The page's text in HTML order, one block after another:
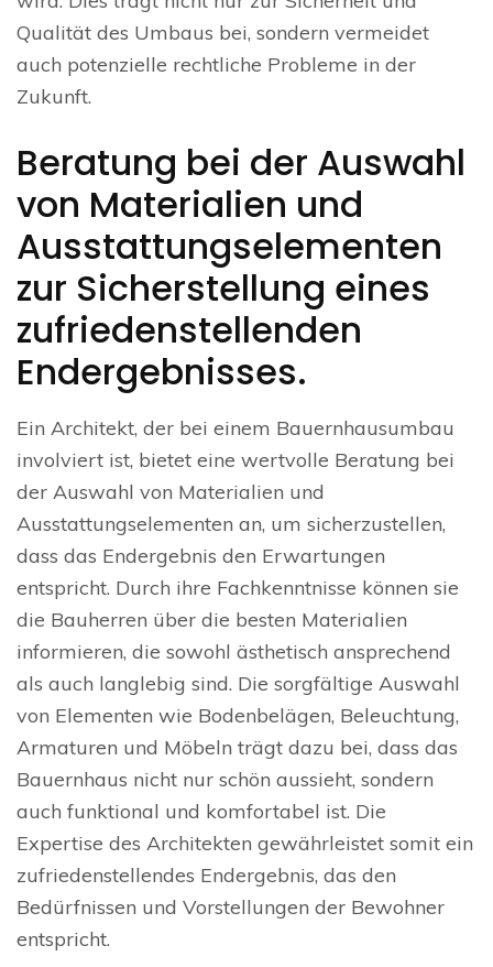
Qualität des Umbaus bei, sondern vermeidet
auch potenzielle rechtliche Probleme in der
Zukunft.
Beratung bei der Auswahl
von Materialien und
Ausstattungselementen
zur Sicherstellung eines
zufriedenstellenden
Endergebnisses.
Ein Architekt, der bei einem Bauernhausumbau
involviert ist, bietet eine wertvolle Beratung bei
der Auswahl von Materialien und
Ausstattungselementen an, um sicherzustellen,
dass das Endergebnis den Erwartungen
entspricht. Durch ihre Fachkenntnisse können sie
die Bauherren über die besten Materialien
informieren, die sowohl ästhetisch ansprechend
als auch langlebig sind. Die sorgfältige Auswahl
von Elementen wie Bodenbelägen, Beleuchtung,
Armaturen und Möbeln trägt dazu bei, dass das
Bauernhaus nicht nur schön aussieht, sondern
auch funktional und komfortabel ist. Die
Expertise des Architekten gewährleistet somit ein
zufriedenstellendes Endergebnis, das den
Bedürfnissen und Vorstellungen der Bewohner
entspricht.